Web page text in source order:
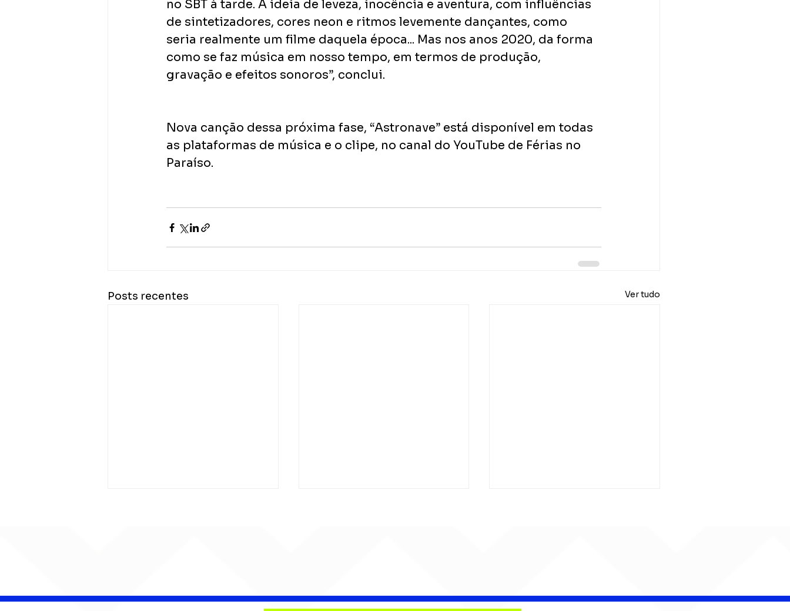
no SBT à tarde. A ideia de leveza, inocência e aventura, com influências
de sintetizadores, cores neon e ritmos levemente dançantes, como
seria realmente um filme daquela época... Mas nos anos 2020, da forma
como se faz música em nosso tempo, em termos de produção,
gravação e efeitos sonoros”, conclui.
Nova canção dessa próxima fase, “Astronave” está disponível em todas
as plataformas de música e o clipe, no canal do YouTube de Férias no
Paraíso.
Posts recentes Ver tudo
CHAMELEO acerta as
Barão Vermelho reúne
Bebé Pacheco e Ubandu